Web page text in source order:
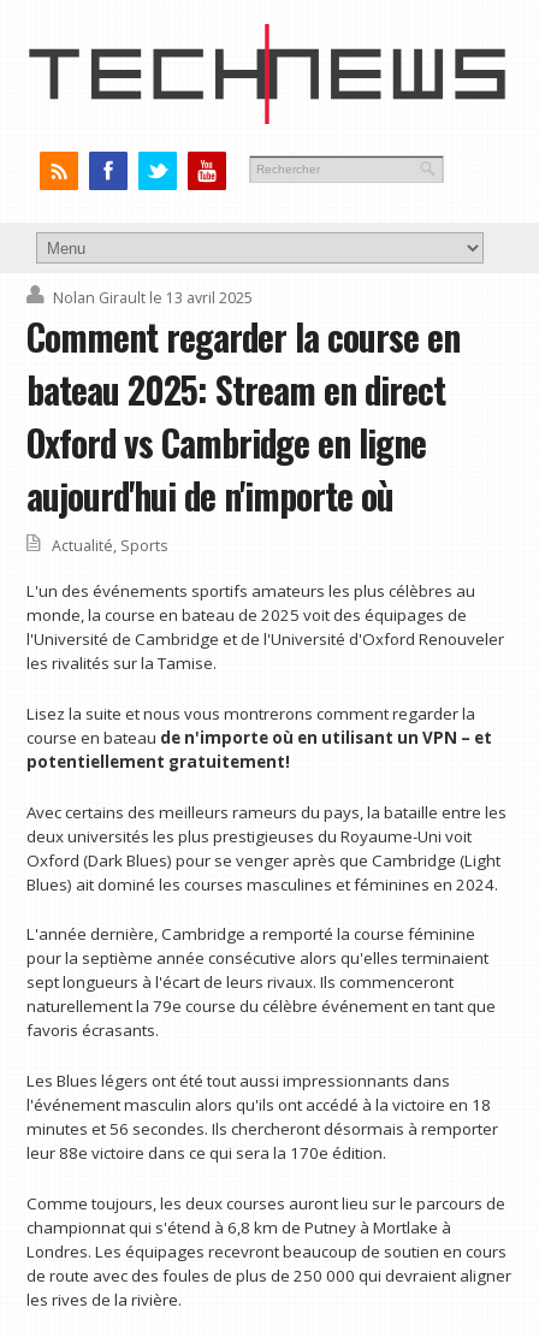
Nolan Girault le 13 avril 2025
Comment regarder la course en
bateau 2025: Stream en direct
Oxford vs Cambridge en ligne
aujourd'hui de n'importe où
Actualité, Sports
L'un des événements sportifs amateurs les plus célèbres au
monde, la course en bateau de 2025 voit des équipages de
l'Université de Cambridge et de l'Université d'Oxford Renouveler
les rivalités sur la Tamise.
Lisez la suite et nous vous montrerons comment regarder la
course en bateau de n'importe où en utilisant un VPN – et
potentiellement gratuitement!
Avec certains des meilleurs rameurs du pays, la bataille entre les
deux universités les plus prestigieuses du Royaume-Uni voit
Oxford (Dark Blues) pour se venger après que Cambridge (Light
Blues) ait dominé les courses masculines et féminines en 2024.
L'année dernière, Cambridge a remporté la course féminine
pour la septième année consécutive alors qu'elles terminaient
sept longueurs à l'écart de leurs rivaux. Ils commenceront
naturellement la 79e course du célèbre événement en tant que
favoris écrasants.
Les Blues légers ont été tout aussi impressionnants dans
l'événement masculin alors qu'ils ont accédé à la victoire en 18
minutes et 56 secondes. Ils chercheront désormais à remporter
leur 88e victoire dans ce qui sera la 170e édition.
Comme toujours, les deux courses auront lieu sur le parcours de
championnat qui s'étend à 6,8 km de Putney à Mortlake à
Londres. Les équipages recevront beaucoup de soutien en cours
de route avec des foules de plus de 250 000 qui devraient aligner
les rives de la rivière.